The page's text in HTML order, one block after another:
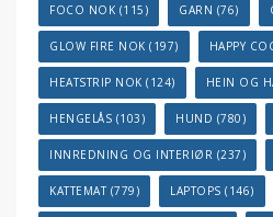
FOCO NOK (115) GARN (76)
GLOW FIRE NOK (197) HAPPY
HEATSTRIP NOK (124) HEIN OG
HENGELÅS (103) HUND (780)
INNREDNING OG INTERIØR (237)
KATTEMAT(779) LAPTOPS (146)